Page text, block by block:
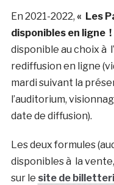
En 2021-2022, « Les
disponibles en ligne !
disponible au choix à
rediffusion en ligne
mardi suivant la
l’auditorium,
date de diffusion).
Les deux formules
disponibles à la
sur le site de